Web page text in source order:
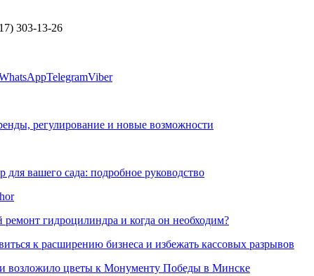
303-13-26
TelegramViber
регулирование и новые возможности
вашего сада: подробное руководство
гидроцилиндра и когда он необходим?
к расширению бизнеса и избежать кассовых разрывов
возложило цветы к Монументу Победы в Минске